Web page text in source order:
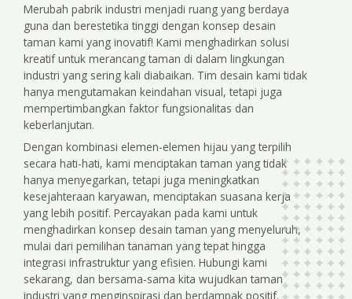
Merubah pabrik industri menjadi ruang yang berdaya
guna dan berestetika tinggi dengan konsep desain
taman kami yang inovatif! Kami menghadirkan solusi
kreatif untuk merancang taman di dalam lingkungan
industri yang sering kali diabaikan. Tim desain kami tidak
hanya mengutamakan keindahan visual, tetapi juga
mempertimbangkan faktor fungsionalitas dan
keberlanjutan.
Dengan kombinasi elemen-elemen hijau yang terpilih
secara hati-hati, kami menciptakan taman yang tidak
hanya menyegarkan, tetapi juga meningkatkan
kesejahteraan karyawan, menciptakan suasana kerja
yang lebih positif. Percayakan pada kami untuk
menghadirkan konsep desain taman yang menyeluruh,
mulai dari pemilihan tanaman yang tepat hingga
integrasi infrastruktur yang efisien. Hubungi kami
sekarang, dan bersama-sama kita wujudkan taman
industri yang menginspirasi dan berdampak positif.